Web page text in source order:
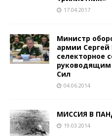
17.04.2017
Министр
армии
селекторное
руководящим
Сил
04.06.2014
МИССИЯ В
19.03.2014